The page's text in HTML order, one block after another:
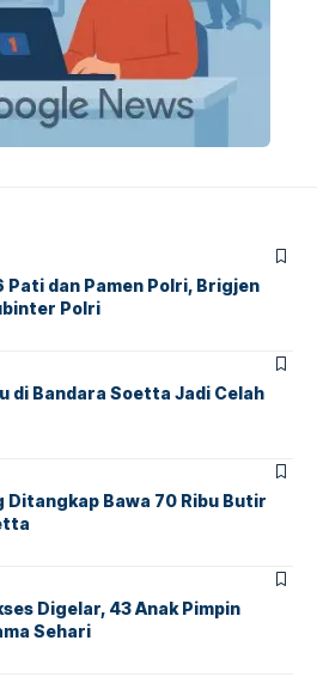
Pati dan Pamen Polri, Brigjen
Polri
di Bandara Soetta Jadi Celah
Ditangkap Bawa 70 Ribu Butir
Digelar, 43 Anak Pimpin
Sehari